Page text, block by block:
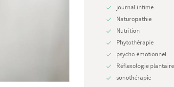
journal intime
Naturopathie
Nutrition
Phytothérapie
psycho émotionnel
Réflexologie plantaire
sonothérapie